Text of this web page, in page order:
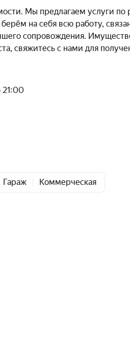
Мы предлагаем услуги
на себя всю работу,
сопровождения.
свяжитесь с нами для
21:00
Гараж Коммерческая